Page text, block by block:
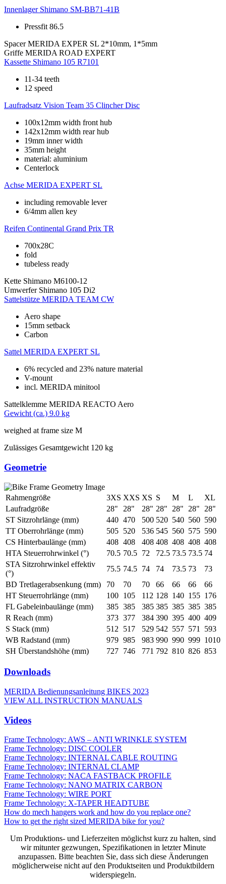
Innenlager Shimano SM-BB71-41B
Pressfit 86.5
Spacer MERIDA EXPER SL 2*10mm, 1*5mm
Griffe MERIDA ROAD EXPERT
Kassette Shimano 105 R7101
11-34 teeth
12 speed
Laufradsatz Vision Team 35 Clincher Disc
100x12mm width front hub
142x12mm width rear hub
19mm inner width
35mm height
material: aluminium
Centerlock
Achse MERIDA EXPERT SL
including removable lever
6/4mm allen key
Reifen Continental Grand Prix TR
700x28C
fold
tubeless ready
Kette Shimano M6100-12
Umwerfer Shimano 105 Di2
Sattelstütze MERIDA TEAM CW
Aero shape
15mm setback
Carbon
Sattel MERIDA EXPERT SL
6% recycled and 23% nature material
V-mount
incl. MERIDA minitool
Sattelklemme MERIDA REACTO Aero
Gewicht (ca.) 9.0 kg
weighed at frame size M
Zulässiges Gesamtgewicht 120 kg
Geometrie
Rahmengröße 3XS XXS XS S M L
XL
Laufradgröße
28" 28" 28" 28" 28" 28"
28"
ST Sitzrohrlänge (mm)
440 470 500 520 540 560 590
TT Oberrohrlänge (mm)
505 520 536 545 560 575 590
CS Hinterbaulänge (mm)
408 408 408 408 408 408 408
HTA Steuerrohrwinkel (°)
70.5 70.5 72 72.5 73.5 73.5 74
STA Sitzrohrwinkel effektiv
(°)
75.5 74.5 74 74 73.5 73
73
BD Tretlagerabsenkung (mm)
70 70 70 66 66 66
66
HT Steuerrohrlänge (mm)
100 105 112 128 140 155 176
FL Gabeleinbaulänge (mm)
385 385 385 385 385 385 385
R Reach (mm)
373 377 384 390 395 400 409
S Stack (mm)
512 517 529 542 557 571
593
WB Radstand (mm)
979 985 983 990 990 999 1010
SH Überstandshöhe (mm)
727 746 771 792 810 826 853
Downloads
MERIDA Bedienungsanleitung BIKES 2023
VIEW ALL INSTRUCTION MANUALS
Videos
Frame Technology: AWS – ANTI WRINKLE SYSTEM
Frame Technology: DISC COOLER
Frame Technology: INTERNAL CABLE ROUTING
Frame Technology: INTERNAL CLAMP
Frame Technology: NACA FASTBACK PROFILE
Frame Technology: NANO MATRIX CARBON
Frame Technology: WIRE PORT
Frame Technology: X-TAPER HEADTUBE
How do mech hangers work and how do you replace one?
How to get the right sized MERIDA bike for you?
Um Produktions- und Lieferzeiten möglichst kurz zu halten, sind
wir mitunter gezwungen, Spezifikationen in letzter Minute
anzupassen. Bitte beachten Sie, dass sich diese Änderungen
möglicherweise nicht auf den Produktseiten und Produktbildern
widerspiegeln.